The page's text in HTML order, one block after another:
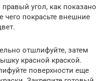
угол, как показано
чего покрасьте внешние
отшлифуйте, затем
красной краской.
поверхности еще